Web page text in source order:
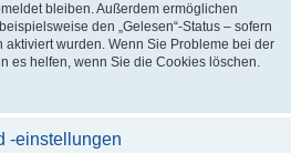
bleiben. Außerdem ermöglichen
den „Gelesen“-Status – sofern
wurden. Wenn Sie Probleme bei der
es helfen, wenn Sie die Cookies löschen.
-einstellungen